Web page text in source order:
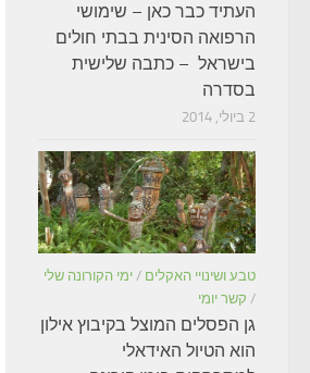
העתיד כבר כאן – שימושי
הרפואה הסינית בבתי חולים
בישראל – כתבה שלישית
בסדרה
2 ביולי, 2014
טבע ושינויי האקלים / ימי הקורונה שלי
/ קשר יומי
גן הפסלים המוצל בקיבוץ אילון
הוא הטיול האידאלי